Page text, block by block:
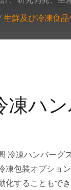
生鮮及び冷凍食品
凍ハ
冷凍ハンバーグ
凍包装オプショ
化することもで